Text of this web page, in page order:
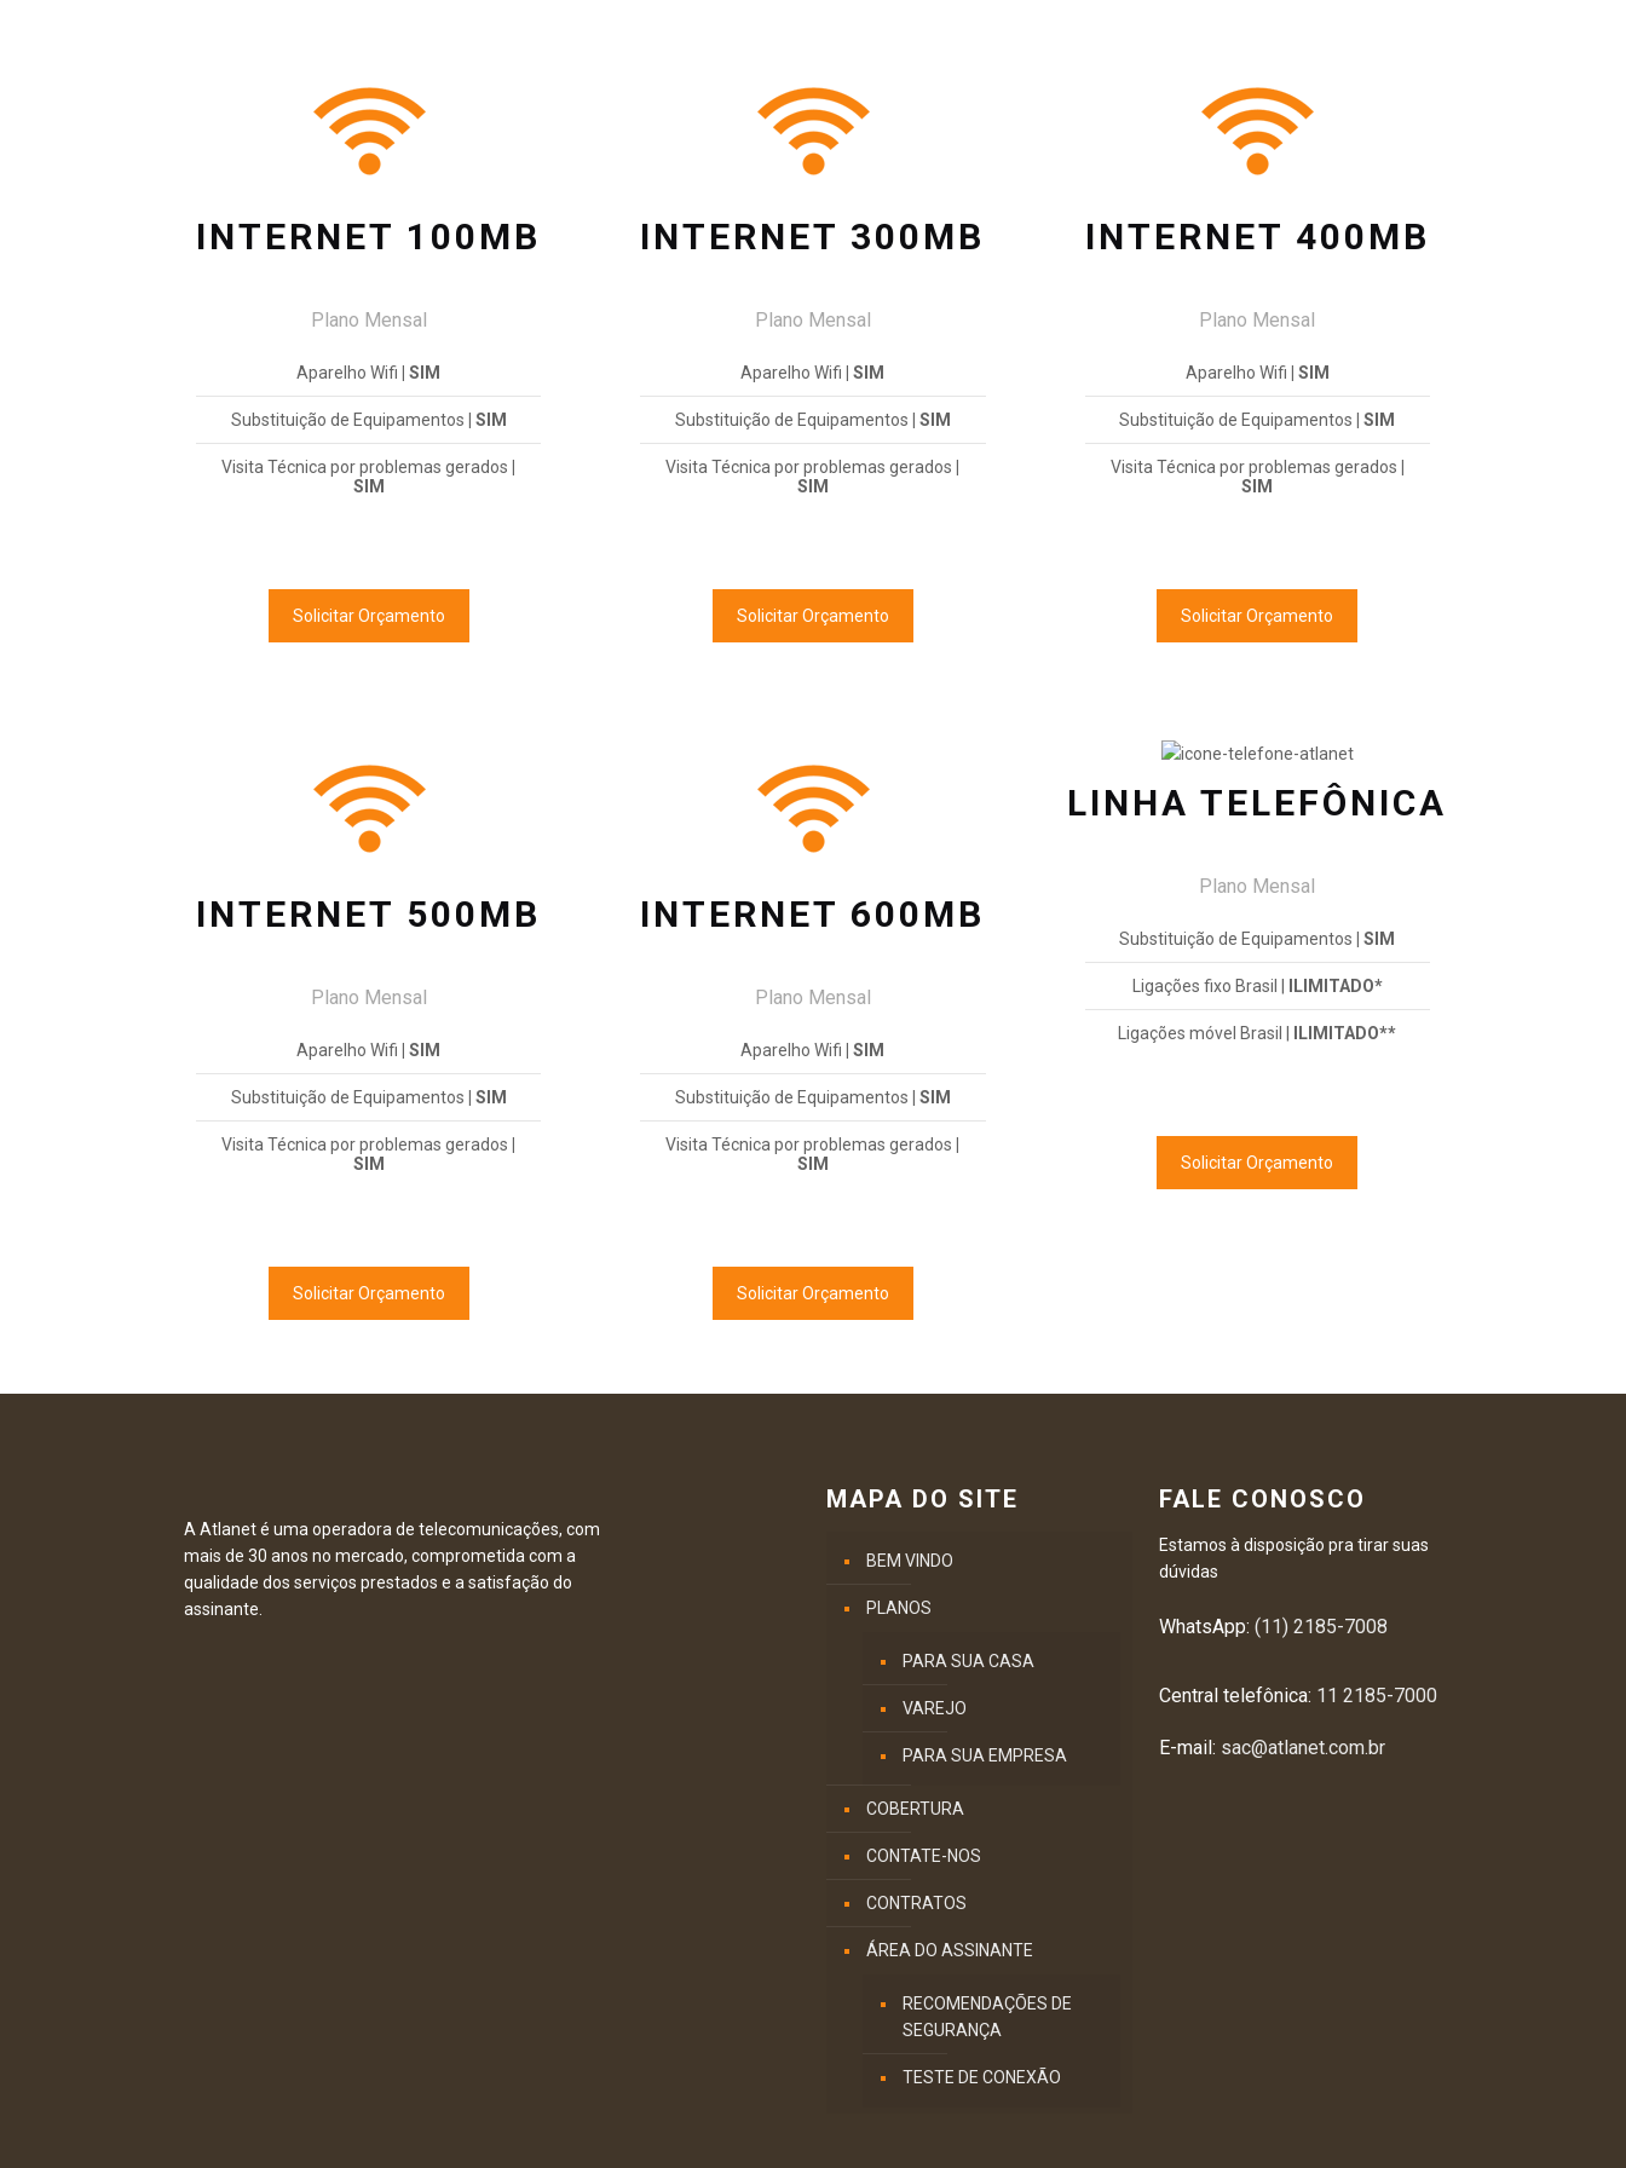
INTERNET 100MB
Plano Mensal
Aparelho Wifi | SIM
Substituição de Equipamentos | SIM
Visita Técnica por problemas gerados
SIM
Solicitar Orçamento
INTERNET 300MB
Plano Mensal
Aparelho Wifi | SIM
Substituição de Equipamentos | SIM
Visita Técnica por problemas gerados
SIM
Solicitar Orçamento
INTERNET 400MB
Plano Mensal
Aparelho Wifi | SIM
Substituição de Equipamentos | SIM
Visita Técnica por problemas gerados
SIM
Solicitar Orçamento
INTERNET 500MB
Plano Mensal
Aparelho Wifi | SIM
Substituição de Equipamentos | SIM
Visita Técnica por problemas gerados
SIM
Solicitar Orçamento
INTERNET 600MB
Plano Mensal
Aparelho Wifi | SIM
Substituição de Equipamentos | SIM
Visita Técnica por problemas gerados
SIM
Solicitar Orçamento
LINHA TELEFÔNICA
Plano Mensal
Substituição de Equipamentos | SIM
Ligações fixo Brasil | ILIMITADO*
Ligações móvel Brasil | ILIMITADO**
Solicitar Orçamento
A Atlanet é uma operadora de telecomunicações, com
mais de 30 anos no mercado, comprometida com a
qualidade dos serviços prestados e a satisfação do
assinante.
MAPA DO SITE
BEM VINDO
PLANOS
PARA SUA CASA
VAREJO
PARA SUA EMPRESA
COBERTURA
CONTATE-NOS
CONTRATOS
ÁREA DO ASSINANTE
RECOMENDAÇÕES DE
SEGURANÇA
TESTE DE CONEXÃO
FALE CONOSCO
Estamos à disposição pra tirar suas
dúvidas
WhatsApp:(11) 2185-7008
Central telefônica: 11 2185-7000
E-mail: sac@atlanet.com.br